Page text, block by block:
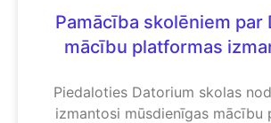
Pamācība skolēniem par
mācību platformas
Piedaloties Datorium skolas
izmantosi mūsdienīgas mācību